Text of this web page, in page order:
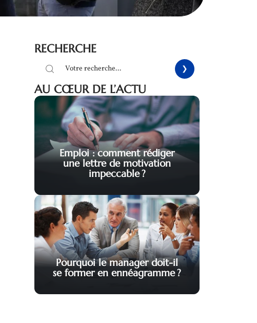
RECHERCHE
AU CŒUR DE L’ACTU
Emploi : comment rédiger
une lettre de motivation
impeccable ?
Pourquoi le manager doit-il
se former en ennéagramme ?